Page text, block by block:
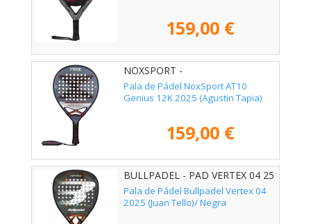
159,00 €
NOXSPORT -
Pala de Pádel NoxSport AT10
Genius 12K 2025 (Agustin Tapia)
159,00 €
BULLPADEL - PAD VERTEX 04 25
Pala de Pádel Bullpadel Vertex 04
2025 (Juan Tello)/ Negra